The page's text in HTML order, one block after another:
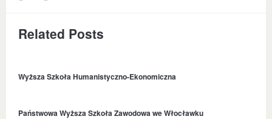
Related Posts
Wyższa Szkoła Humanistyczno-Ekonomiczna
Państwowa Wyższa Szkoła Zawodowa we Włocławku